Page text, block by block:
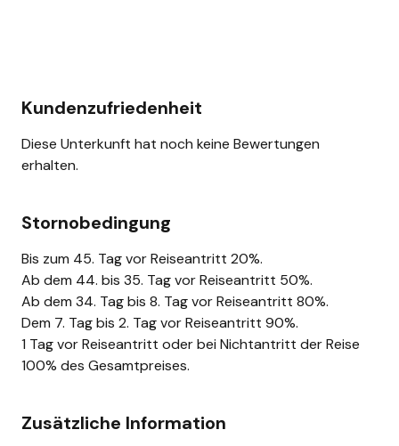
Kundenzufriedenheit
Diese Unterkunft hat noch keine Bewertungen
erhalten.
Stornobedingung
Bis zum 45. Tag vor Reiseantritt 20%.
Ab dem 44. bis 35. Tag vor Reiseantritt 50%.
Ab dem 34. Tag bis 8. Tag vor Reiseantritt 80%.
Dem 7. Tag bis 2. Tag vor Reiseantritt 90%.
1 Tag vor Reiseantritt oder bei Nichtantritt der Reise
100% des Gesamtpreises.
Zusätzliche Information